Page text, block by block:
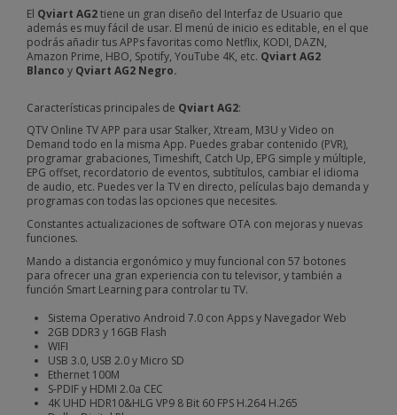
El Qviart AG2tiene un gran diseño del Interfaz de Usuario que
además es muy fácil de usar. El menú de inicio es editable, en el que
podrás añadir tus APPs favoritas como Netflix, KODI, DAZN,
Amazon Prime, HBO, Spotify, YouTube 4K, etc. Qviart AG2
Blanco y Qviart AG2 Negro.
Características principales de Qviart AG2:
QTV Online TV APP para usar Stalker, Xtream, M3U y Video on
Demand todo en la misma App. Puedes grabar contenido (PVR),
programar grabaciones, Timeshift, Catch Up, EPG simple y múltiple,
EPG offset, recordatorio de eventos, subtítulos, cambiar el idioma
de audio, etc. Puedes ver la TV en directo, películas bajo demanda y
programas con todas las opciones que necesites.
Constantes actualizaciones de software OTA con mejoras y nuevas
funciones.
Mando a distancia ergonómico y muy funcional con 57 botones
para ofrecer una gran experiencia con tu televisor, y también a
función Smart Learning para controlar tu TV.
Sistema Operativo Android 7.0 con Apps y Navegador Web
2GB DDR3 y 16GB Flash
WIFI
USB 3.0, USB 2.0 y Micro SD
Ethernet 100M
S-PDIF y HDMI 2.0a CEC
4K UHD HDR10&HLG VP9 8 Bit 60 FPS H.264 H.265